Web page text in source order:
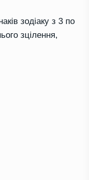
зодіаку з 3 по
зцілення,